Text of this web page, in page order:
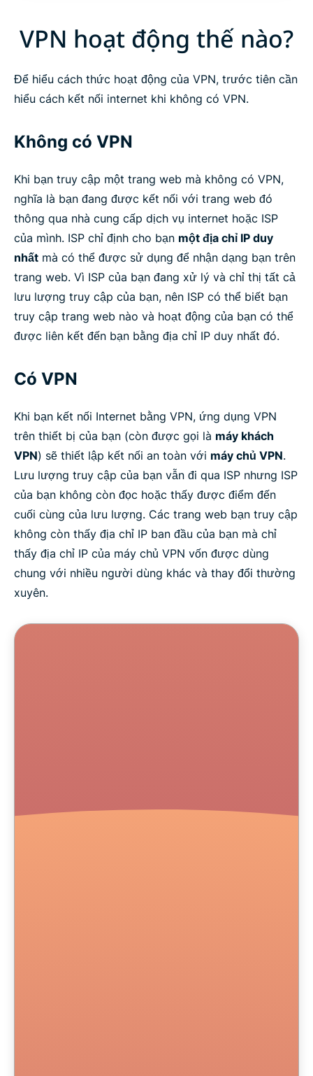
VPN hoạt động thế nào?
Để hiểu cách thức hoạt động của VPN, trước tiên cần
hiểu cách kết nối internet khi không có VPN.
Không có VPN
Khi bạn truy cập một trang web mà không có VPN,
nghĩa là bạn đang được kết nối với trang web đó
thông qua nhà cung cấp dịch vụ internet hoặc ISP
của mình. ISP chỉ định cho bạn một địa chỉ IP duy
nhất mà có thể được sử dụng để nhận dạng bạn trên
trang web. Vì ISP của bạn đang xử lý và chỉ thị tất cả
lưu lượng truy cập của bạn, nên ISP có thể biết bạn
truy cập trang web nào và hoạt động của bạn có thể
được liên kết đến bạn bằng địa chỉ IP duy nhất đó.
Có VPN
Khi bạn kết nối Internet bằng VPN, ứng dụng VPN
trên thiết bị của bạn (còn được gọi là máy khách
VPN) sẽ thiết lập kết nối an toàn với máy chủ VPN.
Lưu lượng truy cập của bạn vẫn đi qua ISP nhưng ISP
của bạn không còn đọc hoặc thấy được điểm đến
cuối cùng của lưu lượng. Các trang web bạn truy cập
không còn thấy địa chỉ IP ban đầu của bạn mà chỉ
thấy địa chỉ IP của máy chủ VPN vốn được dùng
chung với nhiều người dùng khác và thay đổi thường
xuyên.